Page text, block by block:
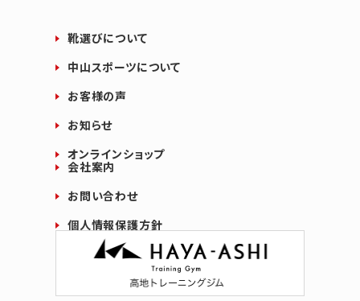
靴選びについて
中山スポーツについて
お客様の声
お知らせ
オンラインショップ
会社案内
お問い合わせ
個人情報保護方針